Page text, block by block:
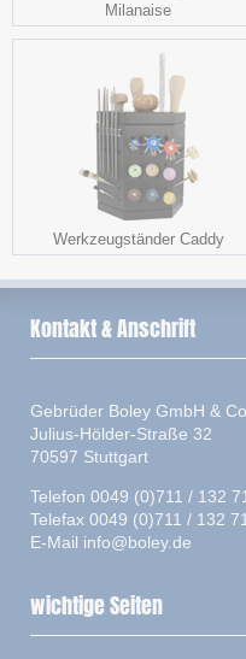
Milanaise
Werkzeugständer Caddy
Kontakt & Anschrift
Gebrüder Boley GmbH &
Julius-Hölder-Straße 32
70597 Stuttgart
Telefon 0049 (0)711 / 132
Telefax 0049 (0)711 / 132
E-Mail info@boley.de
wichtige Seiten